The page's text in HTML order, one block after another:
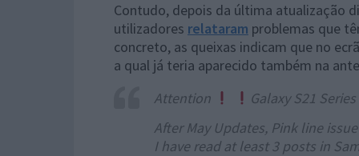
Contudo, depois da última atualização
utilizadores relataram problemas que
concreto, as queixas indicam que no
a qual já teria aparecido também na
Attention
Galaxy S21
After May Updates, Pink line
I have read at least 3 posts in